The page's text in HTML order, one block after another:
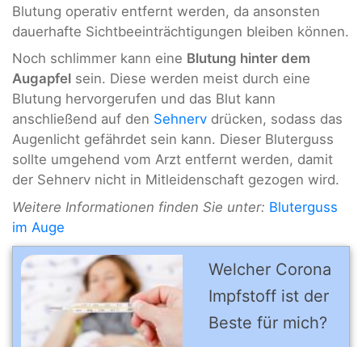
Blutung operativ entfernt werden, da ansonsten
dauerhafte Sichtbeeinträchtigungen bleiben können.
Noch schlimmer kann eine Blutung hinter dem
Augapfel sein. Diese werden meist durch eine
Blutung hervorgerufen und das Blut kann
anschließend auf den Sehnerv drücken, sodass das
Augenlicht gefährdet sein kann. Dieser Bluterguss
sollte umgehend vom Arzt entfernt werden, damit
der Sehnerv nicht in Mitleidenschaft gezogen wird.
Weitere Informationen finden Sie unter: Bluterguss
im Auge
Welcher Corona
Impfstoff ist der
Beste für mich?